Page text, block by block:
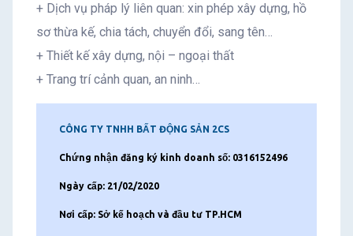
+ Dịch vụ pháp lý liên quan: xin phép xây dựng, hồ
sơ thừa kế, chia tách, chuyển đổi, sang tên…
+ Thiết kế xây dựng, nội – ngoại thất
+ Trang trí cảnh quan, an ninh…
CÔNG TY TNHH BẤT ĐỘNG SẢN 2CS
Chứng nhận đăng ký kinh doanh số: 0316152496
Ngày cấp: 21/02/2020
Nơi cấp: Sở kế hoạch và đầu tư TP.HCM